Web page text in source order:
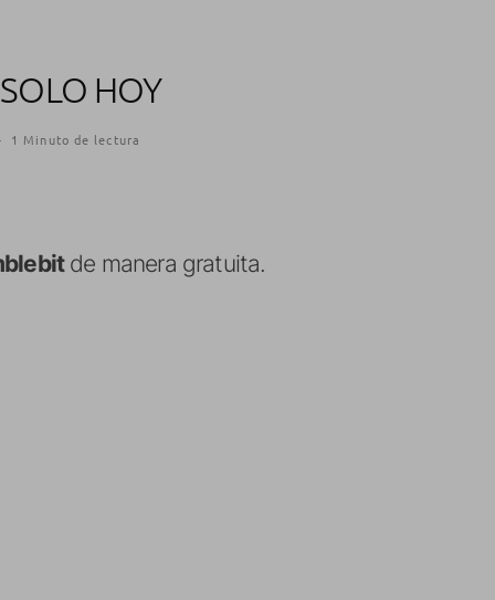
HOY
· 1 Minuto de lectura
de manera gratuita.